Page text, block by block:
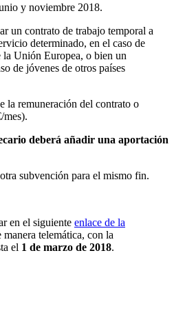
y noviembre 2018.
un contrato de trabajo temporal a
determinado, en el caso de
la Unión Europea, o bien un
de jóvenes de otros países
la remuneración del contrato o
mes).
deberá añadir una aportación
subvención para el mismo fin.
en el siguiente enlace de la
manera telemática, con la
el 1 de marzo de 2018.